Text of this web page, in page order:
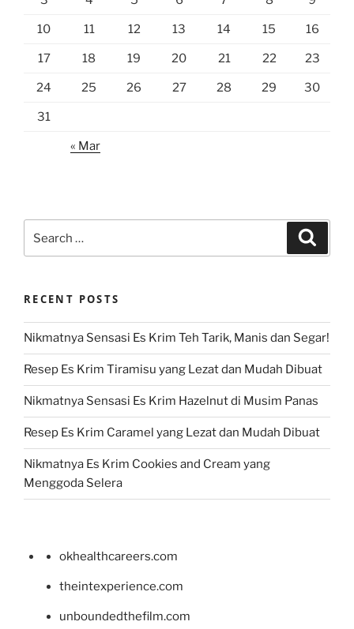
10 11 12 13 14 15 16
17 18 19 20 21 22 23
24 25 26 27 28 29 30
31
« Mar
for:
RECENT POSTS
Nikmatnya Sensasi Es Krim Teh Tarik, Manis dan Segar!
Resep Es Krim Tiramisu yang Lezat dan Mudah Dibuat
Nikmatnya Sensasi Es Krim Hazelnut di Musim Panas
Resep Es Krim Caramel yang Lezat dan Mudah Dibuat
Nikmatnya Es Krim Cookies and Cream yang
Menggoda Selera
okhealthcareers.com
theintexperience.com
unboundedthefilm.com